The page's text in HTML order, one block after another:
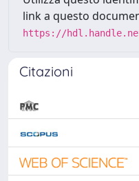
link a questo
https://
Citazioni